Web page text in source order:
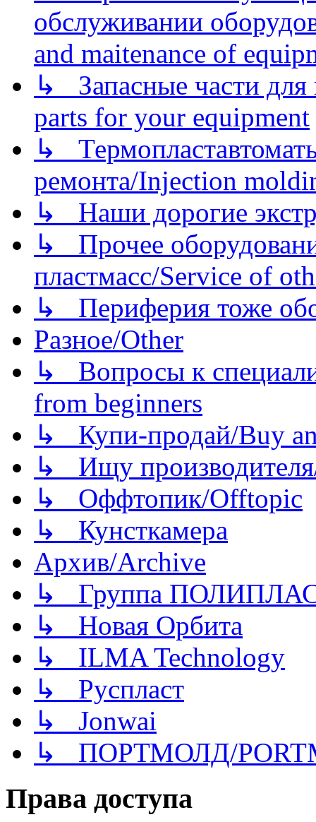
обслуживании
and maitenance of
↳ Запасные части для
parts for your equipment
↳
ремонта/Injection
↳ Наши дорогие
↳ Прочее
пластмасс/Service of
↳ Периферия тоже
Разное/Other
↳ Вопросы к
from beginners
↳ Купи-продай/Buy
↳ Ищу
↳ Оффтопик/Offtopic
↳ Кунсткамера
Архив/Archive
↳ Группа
↳ Новая Орбита
↳ ILMA Technology
↳ Руспласт
↳ Jonwai
↳ ПОРТМОЛД/
Права доступа